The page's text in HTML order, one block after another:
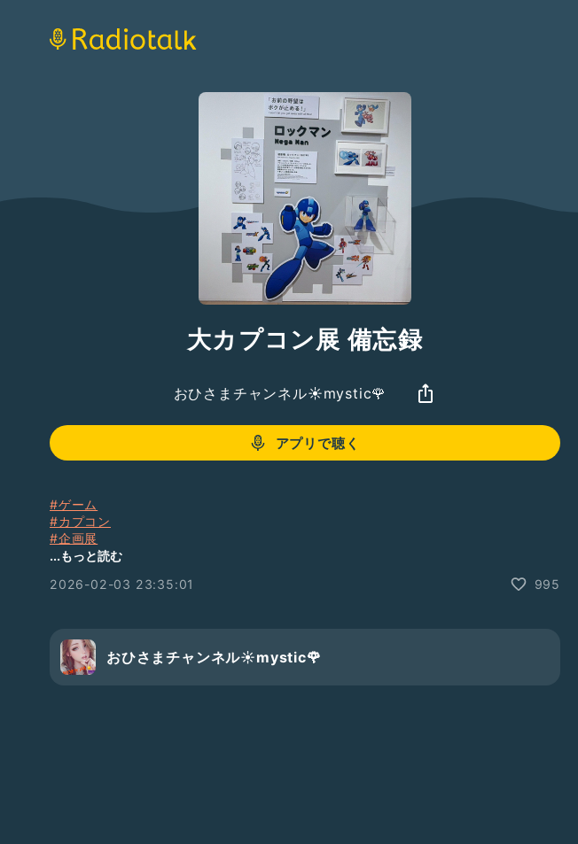
大カプコン展 備忘録
おひさまチャンネル☀️mystic🌹
アプリで聴く
#ゲーム
#カプコン
#企画展
#バイオハザード
#モンスターハンター
ごめん東京の開催は23日までやるみたい😂！
ぜひ行ってみてねー
...もっと読む
2026-02-03 23:35:01
995
おひさまチャンネル☀️mystic🌹